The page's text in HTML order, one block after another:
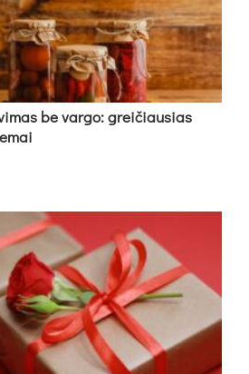
be vargo: greičiausias